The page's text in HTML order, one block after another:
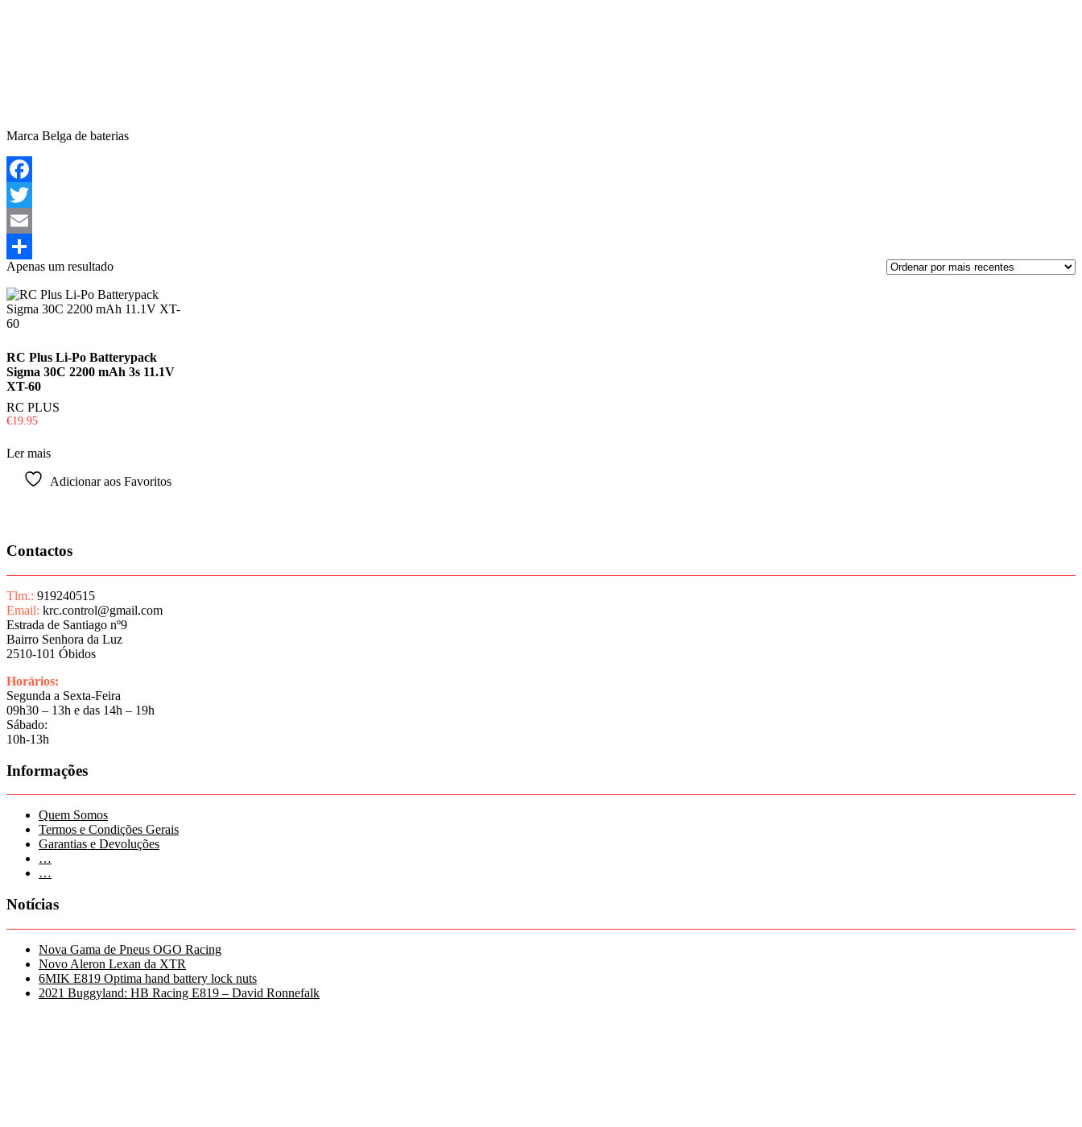
Marca Belga de baterias
Facebook
Twitter
Email
Share
Apenas um resultado
RC Plus Li-Po Batterypack
Sigma 30C 2200 mAh 3s 11.1V
XT-60
RC PLUS
€19.95
Ler mais
Adicionar aos Favoritos
Contactos
Tlm.: 919240515
Email: krc.control@gmail.com
Estrada de Santiago nº9
Bairro Senhora da Luz
2510-101 Óbidos
Horários:
Segunda a Sexta-Feira
09h30 – 13h e das 14h – 19h
Sábado:
10h-13h
Informações
Quem Somos
Termos e Condições Gerais
Garantias e Devoluções
…
…
Notícias
Nova Gama de Pneus OGO Racing
Novo Aleron Lexan da XTR
6MIK E819 Optima hand battery lock nuts
2021 Buggyland: HB Racing E819 – David Ronnefalk